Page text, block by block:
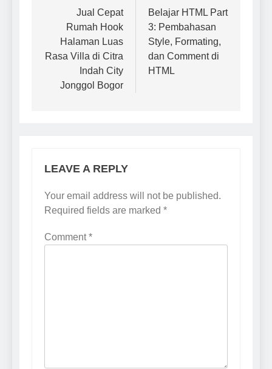
Jual Cepat
Rumah Hook
Halaman Luas
Rasa Villa di Citra
Indah City
Jonggol Bogor
Belajar HTML Part
3: Pembahasan
Style, Formating,
dan Comment di
HTML
LEAVE A REPLY
Your email address will not be published.
Required fields are marked *
Comment*